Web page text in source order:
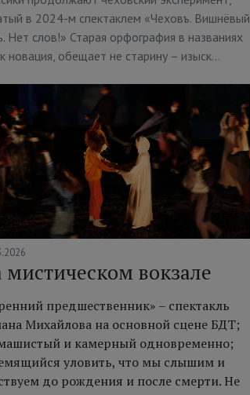
в 2024-м спектаклем «Чеховъ. Вишнёвый
Нет слов!» Старая орфография в названиях
новация, обещает не старину – изыск…
мистическом вокзале
предшественник» – спектакль
Михайлова на основной сцене БДТ;
и камерный одновременно;
уловить, что мы слышим и
до рождения и после смерти. Не